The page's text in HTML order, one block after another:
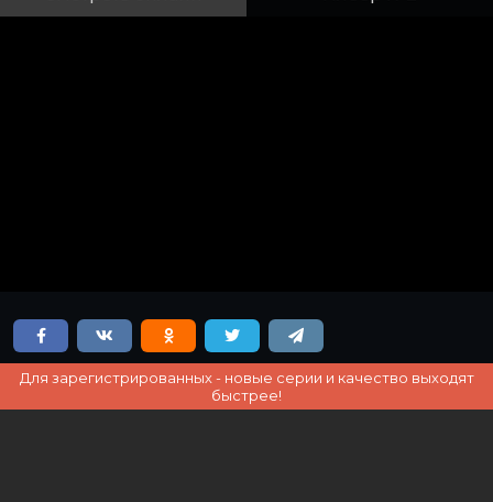
Для зарегистрированных - новые серии и качество выходят
быстрее!